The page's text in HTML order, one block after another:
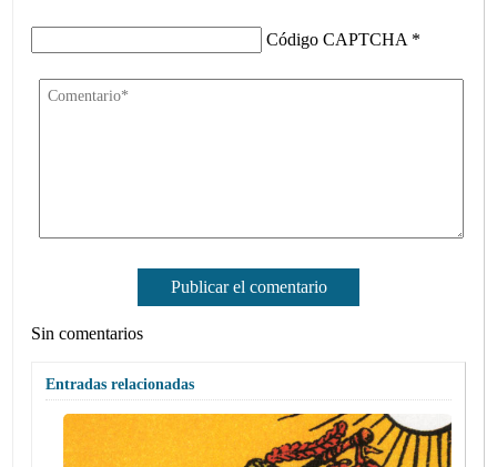
Código CAPTCHA *
Sin comentarios
Entradas relacionadas